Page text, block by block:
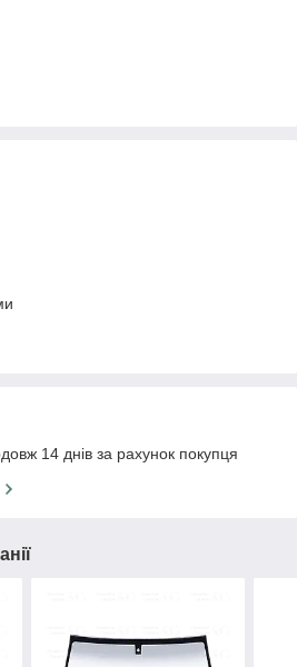
14 днів за рахунок покупця